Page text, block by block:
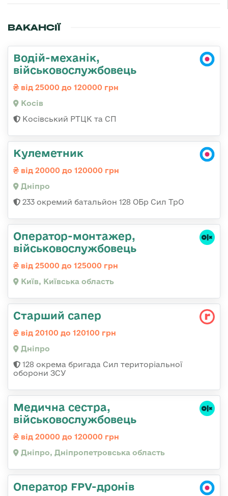
ВАКАНСІЇ
Водій-механік,
військовослужбовець
від 25000 до 120000 грн
Косів
Косівський РТЦК та СП
Кулеметник
від 20000 до 120000 грн
Дніпро
233 окремий батальйон 128 ОБр Сил ТрО
Оператор-монтажер,
військовослужбовець
від 25000 до 125000 грн
Київ, Київська область
Старший сапер
від 20100 до 120100 грн
Дніпро
128 окрема бригада Сил територіальної
оборони ЗСУ
Медична сестра,
військовослужбовець
від 20000 до 120000 грн
Дніпро, Дніпропетровська область
Оператор FPV-дронів